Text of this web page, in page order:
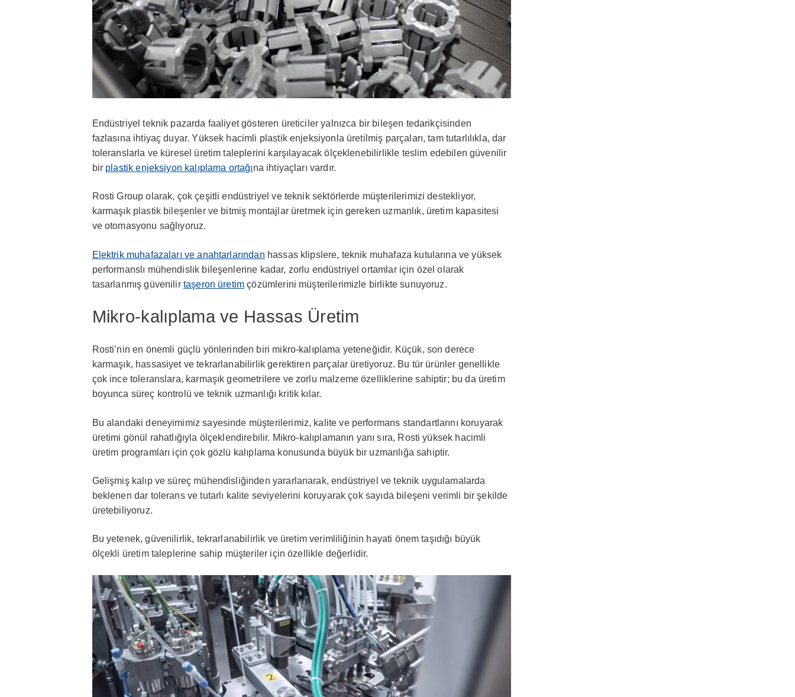
Endüstriyel teknik pazarda faaliyet gösteren üreticiler yalnızca bir bileşen tedarikçisinden
fazlasına ihtiyaç duyar. Yüksek hacimli plastik enjeksiyonla üretilmiş parçaları, tam tutarlılıkla, dar
toleranslarla ve küresel üretim taleplerini karşılayacak ölçeklenebilirlikle teslim edebilen güvenilir
bir plastik enjeksiyon kalıplama ortağına ihtiyaçları vardır.
Rosti Group olarak, çok çeşitli endüstriyel ve teknik sektörlerde müşterilerimizi destekliyor,
karmaşık plastik bileşenler ve bitmiş montajlar üretmek için gereken uzmanlık, üretim kapasitesi
ve otomasyonu sağlıyoruz.
Elektrik muhafazaları ve anahtarlarından hassas klipslere, teknik muhafaza kutularına ve yüksek
performanslı mühendislik bileşenlerine kadar, zorlu endüstriyel ortamlar için özel olarak
tasarlanmış güvenilir taşeron üretim çözümlerini müşterilerimizle birlikte sunuyoruz.
Mikro-kalıplama ve Hassas Üretim
Rosti’nin en önemli güçlü yönlerinden biri mikro-kalıplama yeteneğidir. Küçük, son derece
karmaşık, hassasiyet ve tekrarlanabilirlik gerektiren parçalar üretiyoruz. Bu tür ürünler genellikle
çok ince toleranslara, karmaşık geometrilere ve zorlu malzeme özelliklerine sahiptir; bu da üretim
boyunca süreç kontrolü ve teknik uzmanlığı kritik kılar.
Bu alandaki deneyimimiz sayesinde müşterilerimiz, kalite ve performans standartlarını koruyarak
üretimi gönül rahatlığıyla ölçeklendirebilir. Mikro-kalıplamanın yanı sıra, Rosti yüksek hacimli
üretim programları için çok gözlü kalıplama konusunda büyük bir uzmanlığa sahiptir.
Gelişmiş kalıp ve süreç mühendisliğinden yararlanarak, endüstriyel ve teknik uygulamalarda
beklenen dar tolerans ve tutarlı kalite seviyelerini koruyarak çok sayıda bileşeni verimli bir şekilde
üretebiliyoruz.
Bu yetenek, güvenilirlik, tekrarlanabilirlik ve üretim verimliliğinin hayati önem taşıdığı büyük
ölçekli üretim taleplerine sahip müşteriler için özellikle değerlidir.